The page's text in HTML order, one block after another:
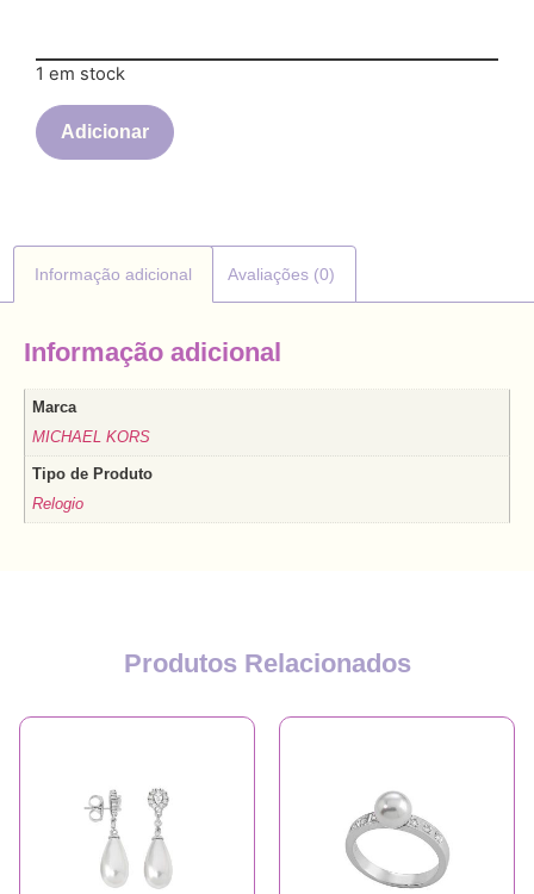
1 em stock
Adicionar
Informação adicional Avaliações (0)
Informação adicional
Marca
MICHAEL KORS
Tipo de Produto
Relogio
Produtos Relacionados